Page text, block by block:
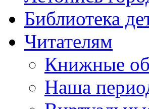
Библиотека
Читателям
Книжные
Наша